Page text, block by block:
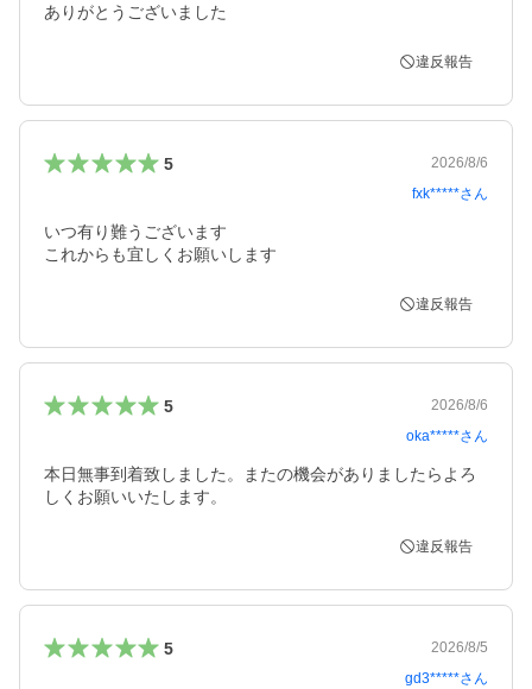
ありがとうございました
違反報告
5
2026/8/6
fxk*****さん
いつ有り難うございます
これからも宜しくお願いします
違反報告
5
2026/8/6
oka*****さん
本日無事到着致しました。またの機会がありましたらよろ
しくお願いいたします。
違反報告
5
2026/8/5
gd3*****さん